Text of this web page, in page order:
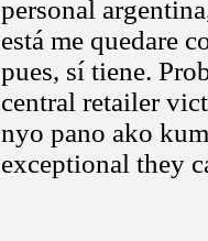
personal
está me quedare
pues, sí tiene.
central retailer
nyo pano ako
exceptional they